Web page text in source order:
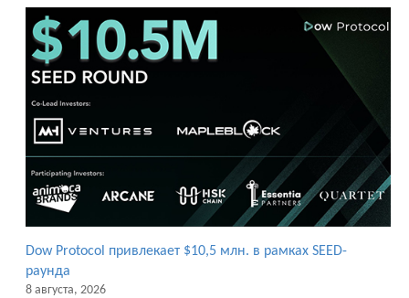
Dow Protocol привлекает $10,5 млн. в рамках SEED-
раунда
8 августа, 2026